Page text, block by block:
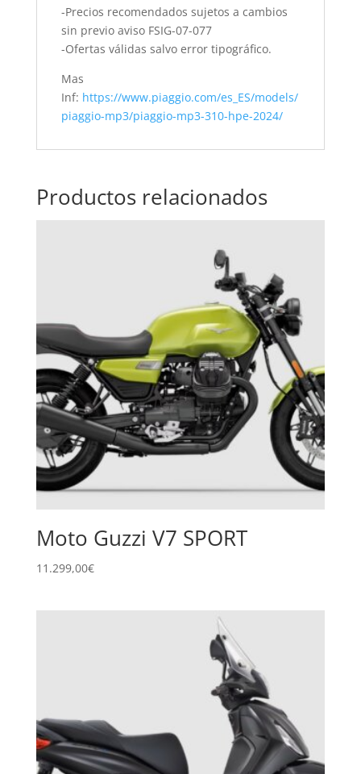
-Precios recomendados sujetos a cambios
sin previo aviso FSIG-07-077
-Ofertas válidas salvo error tipográfico.
Mas
Inf: https://www.piaggio.com/es_ES/models/
piaggio-mp3/piaggio-mp3-310-hpe-2024/
Productos relacionados
Moto Guzzi V7 SPORT
11.299,00€